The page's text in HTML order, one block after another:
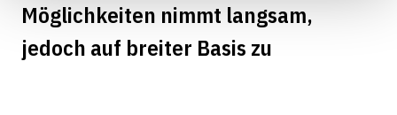
Möglichkeiten nimmt langsam,
jedoch auf breiter Basis zu